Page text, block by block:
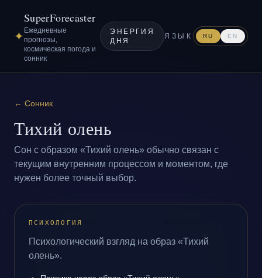
✦
SuperForecaster
Ежедневные
прогнозы,
космическая погода и
сонник
ЭНЕРГИЯ
ДНЯ
ЯЗЫК RU EN
← Сонник
Тихий олень
Сон с образом «Тихий олень» обычно связан с
текущим внутренним процессом и моментом, где
нужен более точный выбор.
ПСИХОЛОГИЯ
Психологический взгляд на образ «Тихий
олень».